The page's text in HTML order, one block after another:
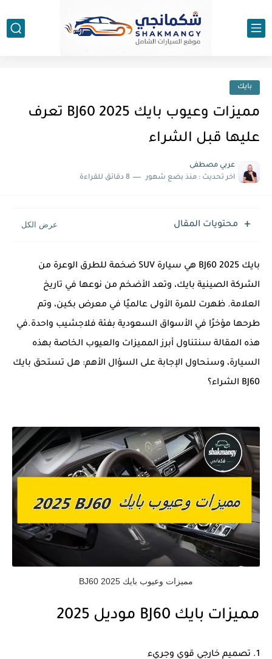
بايك
مميزات وعيوب بايك BJ60 2025 تعرف
عليها قبل الشراء
عربي مصطفى
اخر تحديث : منذ بضع شهور 8 دقائق للقراءة
محتويات المقال
بايك BJ60 2025 هي سيارة SUV ضخمة للطرق الوعرة من
الشركة الصينية بايك، وتعد الأضخم من نوعها في تاريخ
العلامة. ظهرت للمرة الأولى عالميًا في معرض بكين، وتم
طرحها مؤخرًا في الأسواق السعودية بفئة فلاجشيب واحدة.في
هذه المقالة سنتناول أبرز المميزات والعيوب الخاصة بهذه
السيارة، وسنحاول الإجابة على السؤال الأهم: هل تستحق بايك
BJ60 الشراء؟
مميزات وعيوب بايك BJ60 2025
مميزات بايك BJ60 موديل 2025
1. تصميم خارجي قوي وجريء